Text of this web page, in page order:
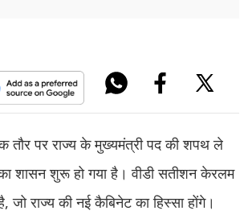
पर राज्य के मुख्यमंत्री पद की शपथ ले
शासन शुरू हो गया है। वीडी सतीशन केरलम
राज्य की नई कैबिनेट का हिस्सा होंगे।